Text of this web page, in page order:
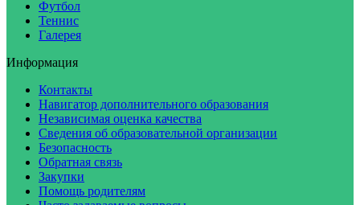
Футбол
Теннис
Галерея
Информация
Контакты
Навигатор дополнительного образования
Независимая оценка качества
Сведения об образовательной организации
Безопасность
Обратная связь
Закупки
Помощь родителям